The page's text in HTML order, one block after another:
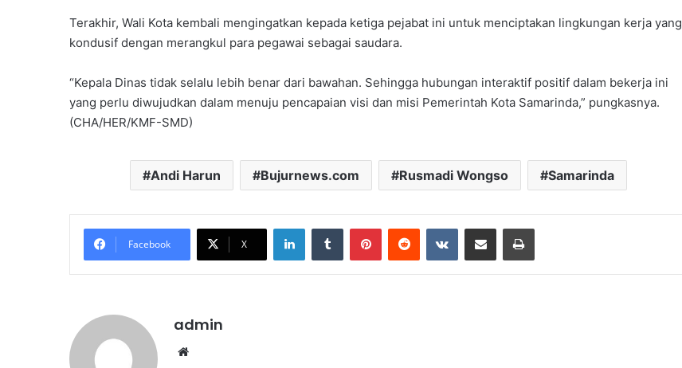
Terakhir, Wali Kota kembali mengingatkan kepada ketiga pejabat ini untuk menciptakan lingkungan kerja yang
kondusif dengan merangkul para pegawai sebagai saudara.
“Kepala Dinas tidak selalu lebih benar dari bawahan. Sehingga hubungan interaktif positif dalam bekerja ini
yang perlu diwujudkan dalam menuju pencapaian visi dan misi Pemerintah Kota Samarinda,” pungkasnya.
(CHA/HER/KMF-SMD)
Andi Harun Bujurnews.com Rusmadi Wongso Samarinda
Facebook X
LinkedInTumblr PinterestReddit VKontakteShare via Email Print
admin